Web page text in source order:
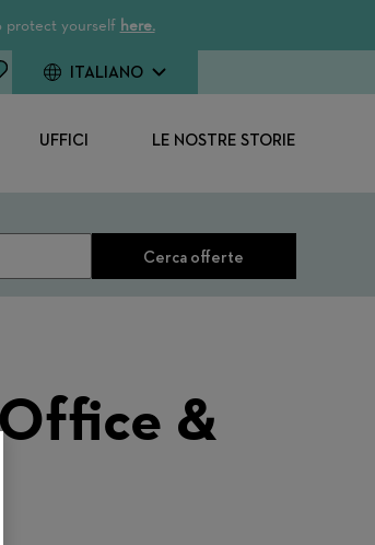
protect yourself here.
UFFICI LE NOSTRE STORIE
ITALIANO
Cerca offerte
&